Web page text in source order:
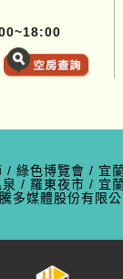
/ 綠色博覽會 / 宜
/ 羅東夜市 / 宜
多媒體股份有限公